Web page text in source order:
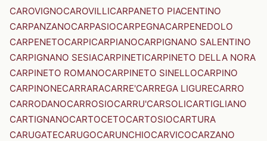
CAROVIGNOCAROVILLICARPANETO PIACENTINO
CARPANZANOCARPASIOCARPEGNACARPENEDOLO
CARPENETOCARPICARPIANOCARPIGNANO SALENTINO
CARPIGNANO SESIACARPINETICARPINETO DELLA NORA
CARPINETO ROMANOCARPINETO SINELLOCARPINO
CARPINONECARRARACARRE'CARREGA LIGURECARRO
CARRODANOCARROSIOCARRU'CARSOLICARTIGLIANO
CARTIGNANOCARTOCETOCARTOSIOCARTURA
CARUGATECARUGOCARUNCHIOCARVICOCARZANO